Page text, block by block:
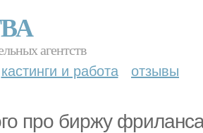
агентств
кастинги и работа отзывы
про биржу